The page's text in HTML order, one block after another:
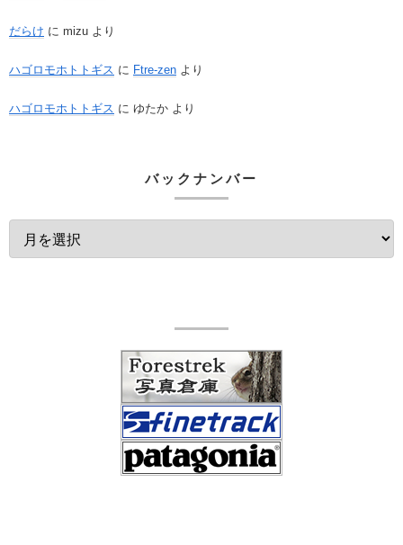
だらけ に mizu より
ハゴロモホトトギス に Ftre-zen より
ハゴロモホトトギス に ゆたか より
バックナンバー